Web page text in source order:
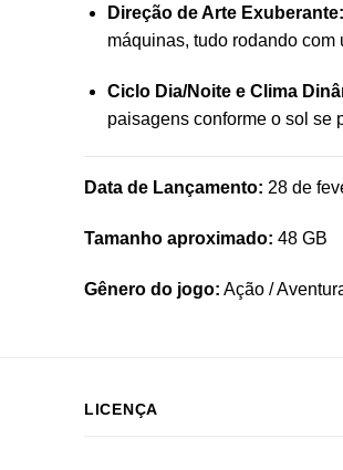
Direção de Arte Exuberante:
máquinas, tudo rodando
Ciclo Dia/Noite e Clima
paisagens conforme o sol se
Data de Lançamento: 28 de
Tamanho aproximado: 48 GB
Gênero do jogo: Ação /
LICENÇA